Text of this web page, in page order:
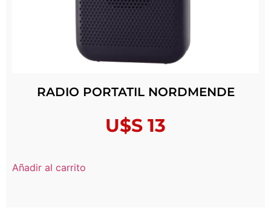
RADIO PORTATIL NORDMENDE
U$S 13
Añadir al carrito